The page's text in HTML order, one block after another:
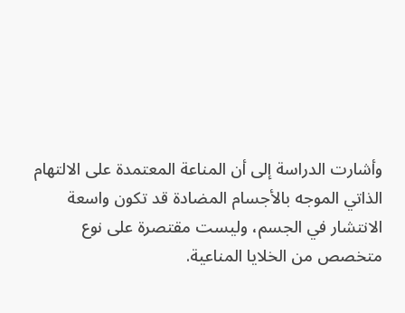
وأشارت الدراسة إلى أن المناعة المعتمدة على الالتهام
الذاتي الموجه بالأجسام المضادة قد تكون واسعة
الانتشار في الجسم، وليست مقتصرة على نوع
متخصص من الخلايا المناعية.